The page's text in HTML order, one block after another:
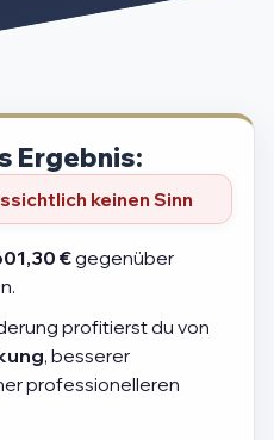
Ergebnis:
keinen Sinn
€gegenüber
profitierst du von
, besserer
professionelleren